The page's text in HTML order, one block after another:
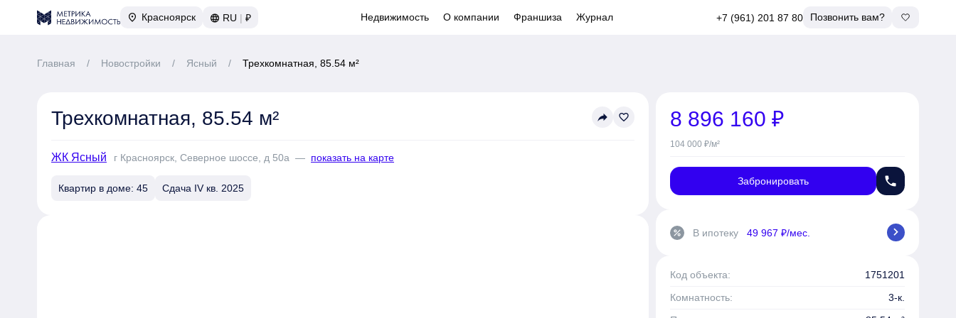
Красноярск RU | ₽ Недвижимость О компании Франшиза Журнал +7 (961) 201 87 80 Позвонить вам?
Главная / Новостройки / Ясный / Трехкомнатная, 85.54 м²
Трехкомнатная, 85.54 м² reply favorite_border
ЖК Ясный г Красноярск, Северное шоссе, д 50а — показать на карте
Квартир в доме: 45 Сдача IV кв. 2025
8 896 160 ₽
104 000 ₽/м²
Забронировать phone
percent В ипотеку 49 967 ₽/мес. chevron_right
Код объекта:
1751201
Комнатность:
3-к.